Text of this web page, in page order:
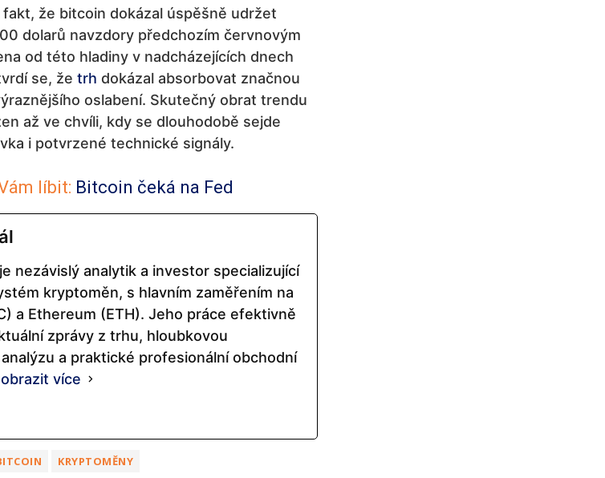
že bitcoin dokázal úspěšně udržet
dolarů navzdory předchozím červnovým
od této hladiny v nadcházejících dnech
se, že trh dokázal absorbovat značnou
oslabení. Skutečný obrat trendu
až ve chvíli, kdy se dlouhodobě sejde
i potvrzené technické signály.
líbit: Bitcoin čeká na Fed
nezávislý analytik a investor specializující
kryptoměn, s hlavním zaměřením na
a Ethereum (ETH). Jeho práce efektivně
zprávy z trhu, hloubkovou
a praktické profesionální obchodní
více
KRYPTOMĚNY